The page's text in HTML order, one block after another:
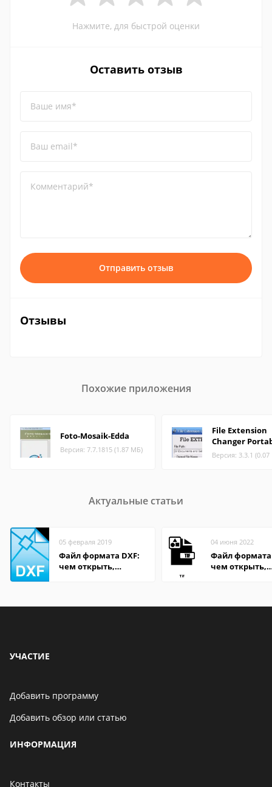
Нажмите, для быстрой оценки
Оставить отзыв
Ваше имя*
Ваш email*
Комментарий*
Отправить отзыв
Отзывы
Похожие приложения
Foto-Mosaik-Edda
Версия: 7.7.1815 (1.87 МБ)
File Extension
Changer
Версия: 3.3.1
Актуальные статьи
05 февраля 2019
Файл формата DXF:
чем открыть,
04 июня 2022
Файл формата
чем открыть,
УЧАСТИЕ
Добавить программу
Добавить обзор или статью
ИНФОРМАЦИЯ
Контакты